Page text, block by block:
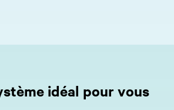
idéal pour vous